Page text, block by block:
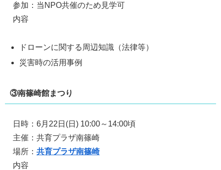
参加：当NPO共催のため見学可
内容
ドローンに関する周辺知識（法律等）
災害時の活用事例
③南篠崎館まつり
日時：6月22日(日) 10:00～14:00頃
主催：共育プラザ南篠崎
場所： 共育プラザ南篠崎
内容